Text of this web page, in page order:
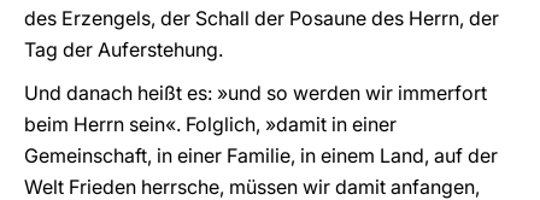
des Erzengels, der Schall der Posaune des Herrn, der
Tag der Auferstehung.
Und danach heißt es: »und so werden wir immerfort
beim Herrn sein«. Folglich, »damit in einer
Gemeinschaft, in einer Familie, in einem Land, auf der
Welt Frieden herrsche, müssen wir damit anfangen,